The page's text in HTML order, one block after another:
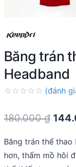
Băng trán
Headband
out
(đánh
180.000₫
was:
Băng trán thể
hơn, thấm mồ hôi